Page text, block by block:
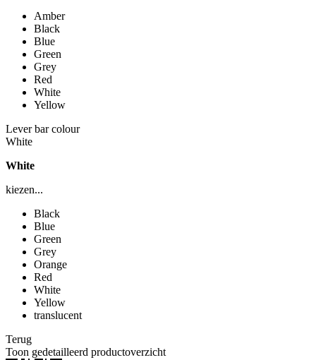
Amber
Black
Blue
Green
Grey
Red
White
Yellow
Lever bar colour
White
White
kiezen...
Black
Blue
Green
Grey
Orange
Red
White
Yellow
translucent
Terug
Toon gedetailleerd productoverzicht